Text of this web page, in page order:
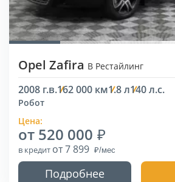
Opel Zafira B Рестайлинг
2008 г.в.162 000 км1.8 л140 л.с.
Робот
Цена:
от 520 000
в кредит от 7 899
Подробнее